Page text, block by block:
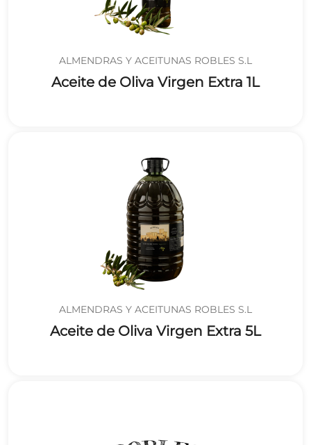
ALMENDRAS Y ACEITUNAS ROBLES S.L
Aceite de Oliva Virgen Extra 1L
ALMENDRAS Y ACEITUNAS ROBLES S.L
Aceite de Oliva Virgen Extra 5L